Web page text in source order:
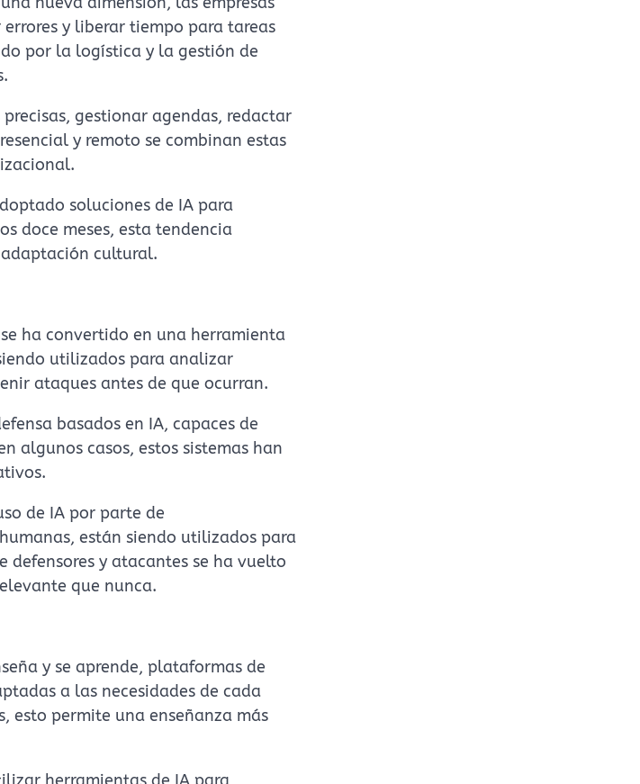
y liberar tiempo para tareas
por la logística y la gestión de
gestionar agendas, redactar
y remoto se combinan estas
soluciones de IA para
doce meses, esta tendencia
cultural.
ha convertido en una herramienta
utilizados para analizar
ataques antes de que ocurran.
basados en IA, capaces de
algunos casos, estos sistemas han
de IA por parte de
están siendo utilizados para
y atacantes se ha vuelto
que nunca.
y se aprende, plataformas de
a las necesidades de cada
esto permite una enseñanza más